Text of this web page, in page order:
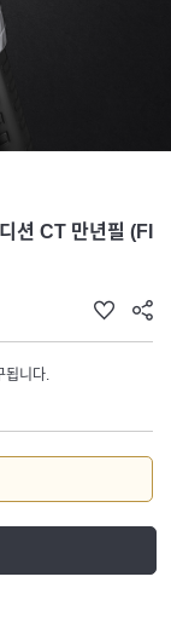
션 CT 만년필 (FI
됩니다.